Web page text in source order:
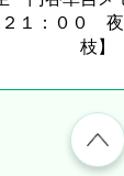
２１：００
枝】